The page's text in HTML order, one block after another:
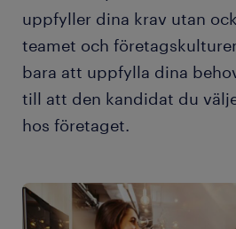
uppfyller dina krav utan
teamet och
bara att uppfylla dina
till att den kandidat du
hos företaget.